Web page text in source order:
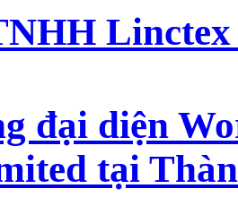
Linctex
đại diện
tại